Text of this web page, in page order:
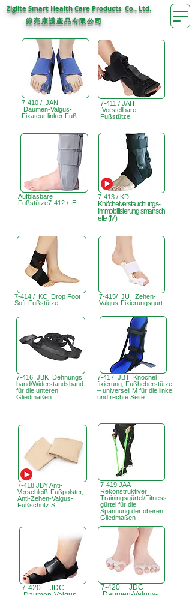
Ziglite Smart Health Care Products Co., Ltd.
節亮康護產品有限公司
7-410 / JAN
Daumen-Valgus-
Fixateur linker Fuß
7-411 / JAH
Verstellbare
Fußstütze
Aufblasbare
Fußstütze7-412 / IE
7-413 / KD
Knöchelverstauchungs-
Immobilisierungsmansch
ette (M)
7-414 / KC Drop Foot
Soft-Fußstütze
7-415/ JU Zehen-
Valgus-Fixierungsgurt
7-416 JBK Dehnungs
band/Widerstandsband
für die unteren
Gliedmaßen
7-417 JBT Knöchel
fixierung, Fußheberstütze
– universell M für die linke
und rechte Seite
7-418 JBY Anti-
Verschleiß-Fußpolster,
Anti-Zehen-Valgus-
Fußschutz S
7-419 JAA
Rekonstruktiver
Trainingsgürtel/Fitness
gürtel für die
Spannung der oberen
Gliedmaßen
7-420 JDC
7-420 JDC